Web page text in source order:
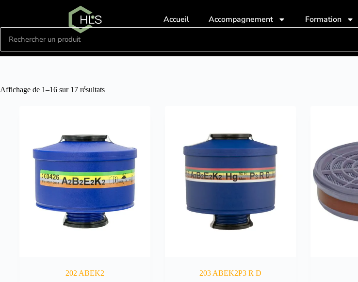
Accueil Accompagnement Formation
Affichage de 1–16 sur 17 résultats
202 ABEK2 203 ABEK2P3 R D